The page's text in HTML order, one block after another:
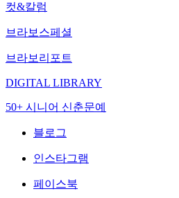
컷&칼럼
브라보스페셜
브라보리포트
DIGITAL LIBRARY
50+ 시니어 신춘문예
블로그
인스타그램
페이스북